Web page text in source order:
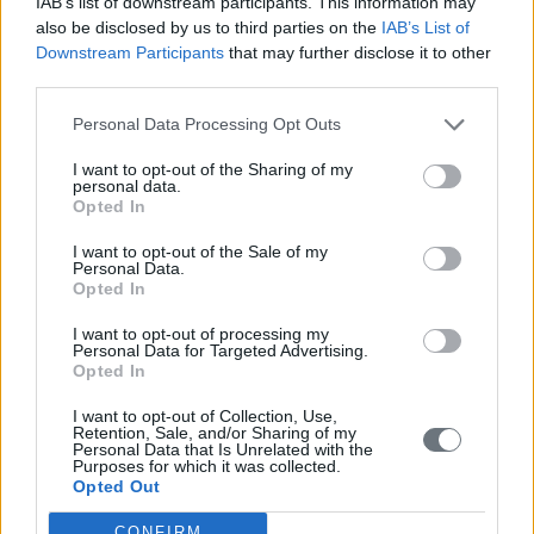
also be disclosed by us to third parties on the IAB’s List of
Downstream Participants that may further disclose it to other
Personal Data Processing Opt Outs
I want to opt-out of the Sharing of my
personal data.
Opted In
I want to opt-out of the Sale of my
Personal Data.
Opted In
I want to opt-out of processing my
Personal Data for Targeted Advertising.
Opted In
I want to opt-out of Collection, Use,
Retention, Sale, and/or Sharing of my
Personal Data that Is Unrelated with the
Purposes for which it was collected.
Opted Out